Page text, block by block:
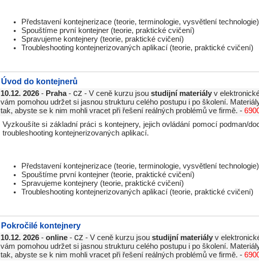
Představení kontejnerizace (teorie, terminologie, vysvětlení technologie)
Spouštíme první kontejner (teorie, praktické cvičení)
Spravujeme kontejnery (teorie, praktické cvičení)
Troubleshooting kontejnerizovaných aplikací (teorie, praktické cvičení)
Úvod do kontejnerů
10.12. 2026 - Praha- cz - V ceně kurzu jsou studijní materiály v
vám pomohou udržet si jasnou strukturu celého postupu i po školení.
tak, abyste se k nim mohli vracet při řešení reálných problémů ve firmě. -
Vyzkoušíte si základní práci s kontejnery, jejich ovládání pomocí podman/
troubleshooting kontejnerizovaných aplikací.
Představení kontejnerizace (teorie, terminologie, vysvětlení technologie)
Spouštíme první kontejner (teorie, praktické cvičení)
Spravujeme kontejnery (teorie, praktické cvičení)
Troubleshooting kontejnerizovaných aplikací (teorie, praktické cvičení)
Pokročilé kontejnery
10.12. 2026 - online - cz - V ceně kurzu jsou studijní materiály v
vám pomohou udržet si jasnou strukturu celého postupu i po školení.
tak, abyste se k nim mohli vracet při řešení reálných problémů ve firmě. -